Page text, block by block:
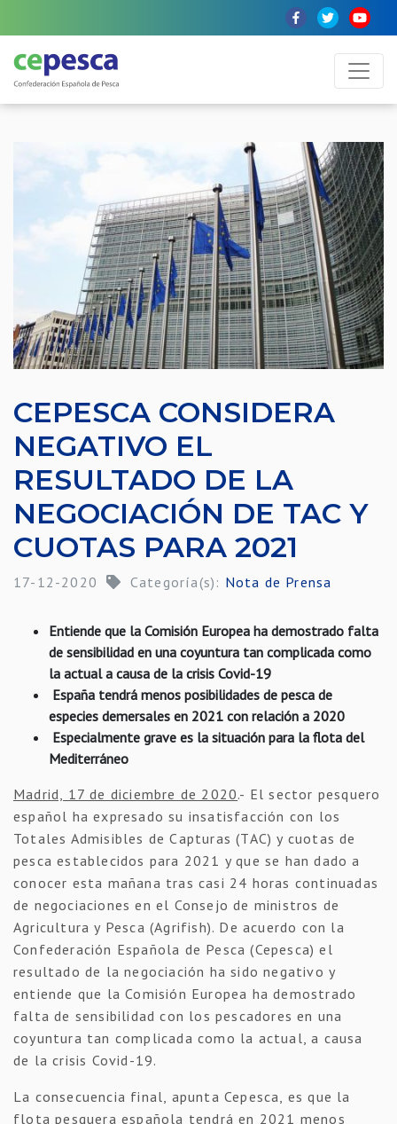
CEPESCA CONSIDERA
NEGATIVO EL
RESULTADO DE LA
NEGOCIACIÓN DE TAC Y
CUOTAS PARA 2021
17-12-2020 Categoría(s): Nota de Prensa
Entiende que la Comisión Europea ha demostrado falta
de sensibilidad en una coyuntura tan complicada como
la actual a causa de la crisis Covid-19
España tendrá menos posibilidades de pesca de
especies demersales en 2021 con relación a 2020
Especialmente grave es la situación para la flota del
Mediterráneo
Madrid, 17 de diciembre de 2020.- El sector pesquero
español ha expresado su insatisfacción con los
Totales Admisibles de Capturas (TAC) y cuotas de
pesca establecidos para 2021 y que se han dado a
conocer esta mañana tras casi 24 horas continuadas
de negociaciones en el Consejo de ministros de
Agricultura y Pesca (Agrifish). De acuerdo con la
Confederación Española de Pesca (Cepesca) el
resultado de la negociación ha sido negativo y
entiende que la Comisión Europea ha demostrado
falta de sensibilidad con los pescadores en una
coyuntura tan complicada como la actual, a causa
de la crisis Covid-19.
La consecuencia final, apunta Cepesca, es que la
flota pesquera española tendrá en 2021 menos